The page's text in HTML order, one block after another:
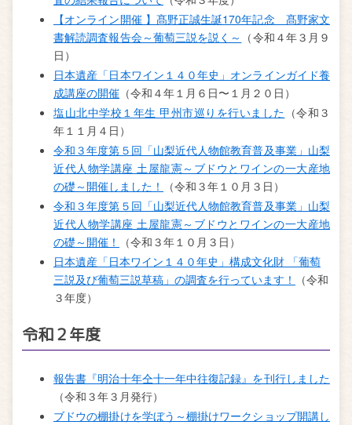
【オンライン開催 】髙野正誠生誕170年記念 髙野家文
書解読調査報告会～葡萄三説を説く～ （令和４年３月９
日）
日本遺産「日本ワイン１４０年史」オンラインガイド養
成講座の開催 （令和４年１月６日〜１月２０日）
塩山北中学校１年生 甲州市巡りを行いました （令和３
年１１月４日）
令和３年度第５回「山梨近代人物館教育普及事業」山梨
近代人物学講座 土屋龍憲～ブドウとワインの一大産地
の礎～開催しました！
（令和３年１０月３日）
令和３年度第５回「山梨近代人物館教育普及事業」山梨
近代人物学講座 土屋龍憲～ブドウとワインの一大産地
の礎～開催！
（令和３年１０月３日）
日本遺産「日本ワイン１４０年史」構成文化財 「葡萄
三説及び葡萄三説草稿」の調査を行っています！
（令和
３年度）
令和２年度
報告書『明治十年仝十一年中往復記録』を刊行しました
（令和３年３月発行）
ブドウの棚掛けを学ぼう～棚掛けワークショップ開講し